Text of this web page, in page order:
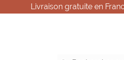
Livraison gratuite en